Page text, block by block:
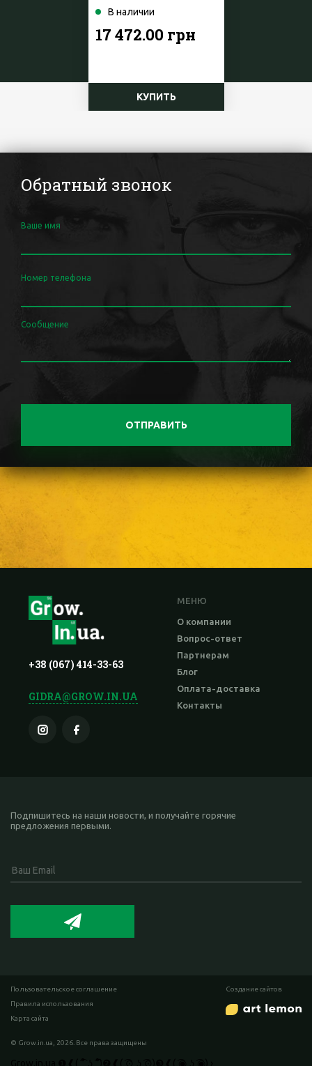
В наличии
17 472.00 грн
КУПИТЬ
Обратный звонок
Ваше имя
Номер телефона
Сообщение
ОТПРАВИТЬ
+38 (067) 414-33-63
GIDRA@GROW.IN.UA
МЕНЮ
О компании
Вопрос-ответ
Партнерам
Блог
Оплата-доставка
Контакты
Подпишитесь на наши новости, и получайте горячие
предложения первыми.
© Grow.in.ua, 2026. Все права защищены
Пользовательское соглашение
Правила использования
Карта сайта
Cоздание сайтов